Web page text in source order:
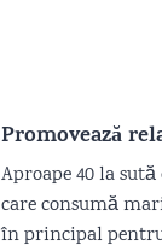
Promovează
Aproape 40 la
care consumă
în principal pentru